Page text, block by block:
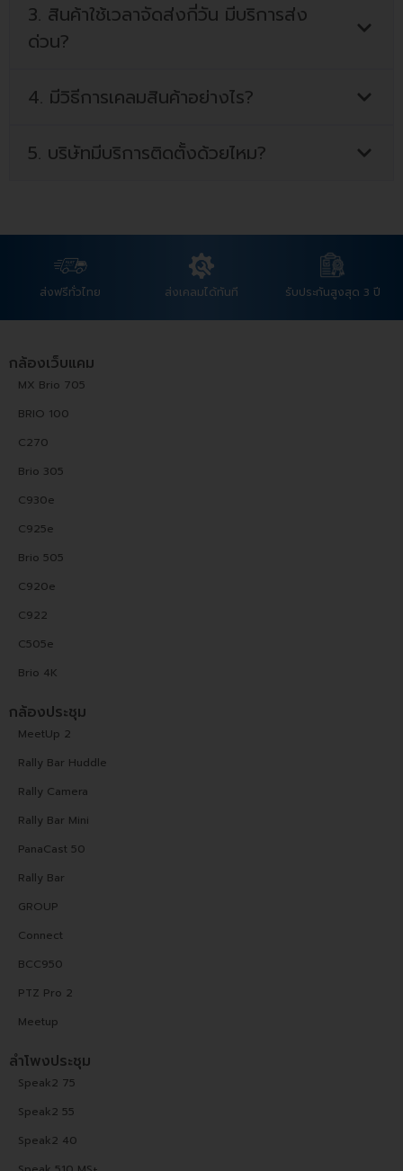
3. สินค้าใช้เวลาจัดส่งกี่วัน มีบริการส่ง
ด่วน?
4. มีวิธีการเคลมสินค้าอย่างไร?
5. บริษัทมีบริการติดตั้งด้วยไหม?
ส่งฟรีทั่วไทย ส่งเคลมได้ทันที รับประกันสูงสุด 3 ปี
กล้องเว็บแคม
MX Brio 705
BRIO 100
C270
Brio 305
C930e
C925e
Brio 505
C920e
C922
C505e
Brio 4K
กล้องประชุม
MeetUp 2
Rally Bar Huddle
Rally Camera
Rally Bar Mini
PanaCast 50
Rally Bar
GROUP
Connect
BCC950
PTZ Pro 2
Meetup
ลำโพงประชุม
Speak2 75
Speak2 55
Speak2 40